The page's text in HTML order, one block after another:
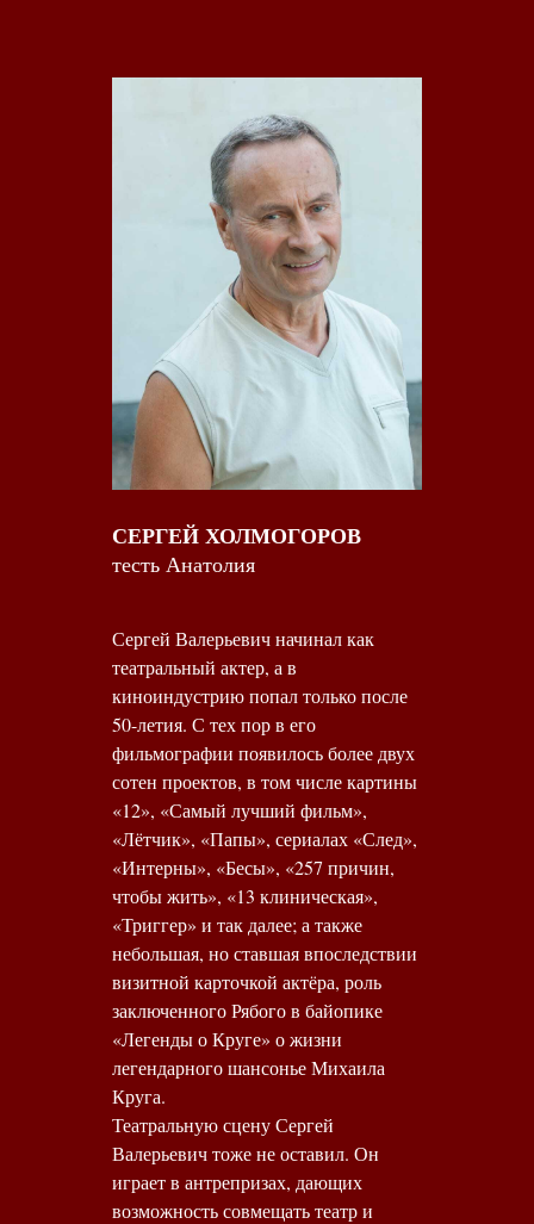
СЕРГЕЙ ХОЛМОГОРОВ
тесть Анатолия
Сергей Валерьевич начинал как
театральный актер, а в
киноиндустрию попал только после
50-летия. С тех пор в его
фильмографии появилось более двух
сотен проектов, в том числе картины
«12», «Самый лучший фильм»,
«Лётчик», «Папы», сериалах «След»,
«Интерны», «Бесы», «257 причин,
чтобы жить», «13 клиническая»,
«Триггер» и так далее; а также
небольшая, но ставшая впоследствии
визитной карточкой актёра, роль
заключенного Рябого в байопике
«Легенды о Круге» о жизни
легендарного шансонье Михаила
Круга.
Театральную сцену Сергей
Валерьевич тоже не оставил. Он
играет в антрепризах, дающих
возможность совмещать театр и